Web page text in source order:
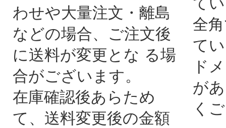
わせや大量注文・離島
などの場合、ご注文後
に送料が変更とな る場
合がございます。
在庫確認後あらため
て、送料変更後の金額
全
て
ド
が
く